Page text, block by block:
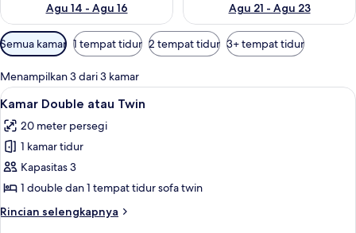
Agu 14 - Agu 16
Agu 21 - Agu 23
Filter
tersedia
untuk
kamar
Semua kamar 1 tempat tidur 2 tempat tidur 3+ tempat tidur
Menampilkan 3 dari 3 kamar
Lihat
semua
foto
untuk
Kamar
Double
atau
Twin
Kamar Double atau Twin | Kedap
26
Kamar Double atau Twin
20 meter persegi
1 kamar tidur
Kapasitas 3
1 double dan 1 tempat tidur sofa twin
Rincian selengkapnya
Rincian